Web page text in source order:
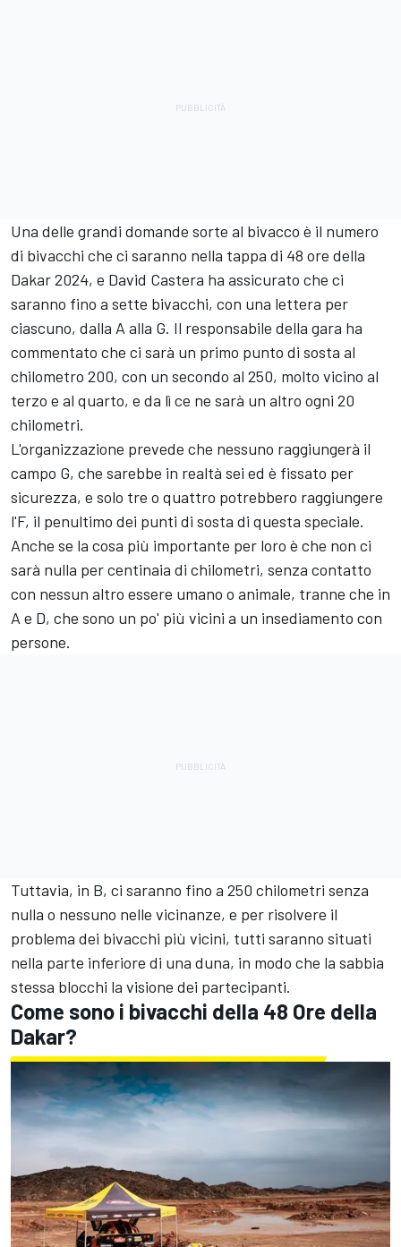
Una delle grandi domande sorte al bivacco è il numero
di bivacchi che ci saranno nella tappa di 48 ore della
Dakar 2024, e David Castera ha assicurato che ci
saranno fino a sette bivacchi, con una lettera per
ciascuno, dalla A alla G. Il responsabile della gara ha
commentato che ci sarà un primo punto di sosta al
chilometro 200, con un secondo al 250, molto vicino al
terzo e al quarto, e da lì ce ne sarà un altro ogni 20
chilometri.
L'organizzazione prevede che nessuno raggiungerà il
campo G, che sarebbe in realtà sei ed è fissato per
sicurezza, e solo tre o quattro potrebbero raggiungere
l'F, il penultimo dei punti di sosta di questa speciale.
Anche se la cosa più importante per loro è che non ci
sarà nulla per centinaia di chilometri, senza contatto
con nessun altro essere umano o animale, tranne che in
A e D, che sono un po' più vicini a un insediamento con
persone.
Tuttavia, in B, ci saranno fino a 250 chilometri senza
nulla o nessuno nelle vicinanze, e per risolvere il
problema dei bivacchi più vicini, tutti saranno situati
nella parte inferiore di una duna, in modo che la sabbia
stessa blocchi la visione dei partecipanti.
Come sono i bivacchi della 48 Ore della
Dakar?